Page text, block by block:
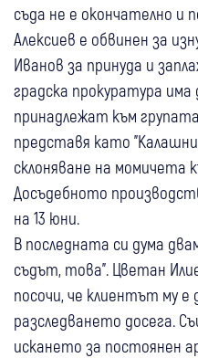
съда не е окончателно и
Алексиев е обвинен за
Иванов за принуда и
градска прокуратура
принадлежат към
представя като
склоняване на момичета
Досъдебното
на 13 юни.
В последната си дума
съдът, това". Цветан
посочи, че клиентът му е
разследването досега.
искането за постоянен